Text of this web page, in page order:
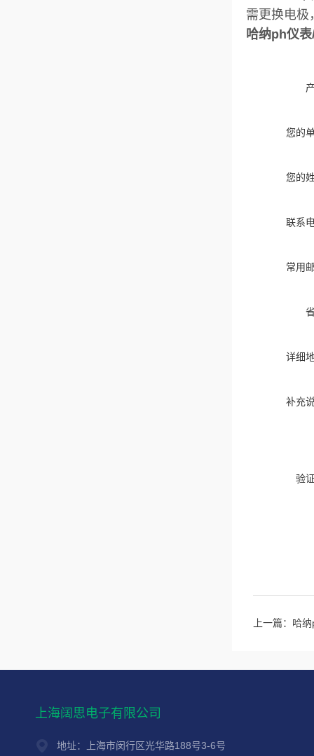
需更换电极
哈纳ph仪
您的
您的
联系
常用
详细
补充
验
上一篇： 哈
上海阔思电子有限公司
地址：上海市闵行区光华路188号3-6号